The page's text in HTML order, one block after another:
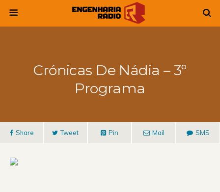
Crónicas De Nádia – 3º
Programa
Share Tweet Pin Mail SMS